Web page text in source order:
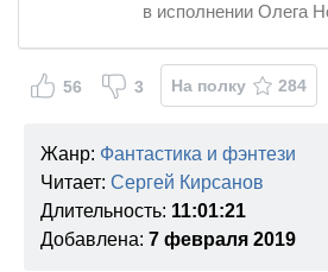
в исполнении Олега
56 3 На полку 284
Жанр: Фантастика и фэнтези
Читает: Сергей Кирсанов
Длительность: 11:01:21
Добавлена: 7 февраля 2019